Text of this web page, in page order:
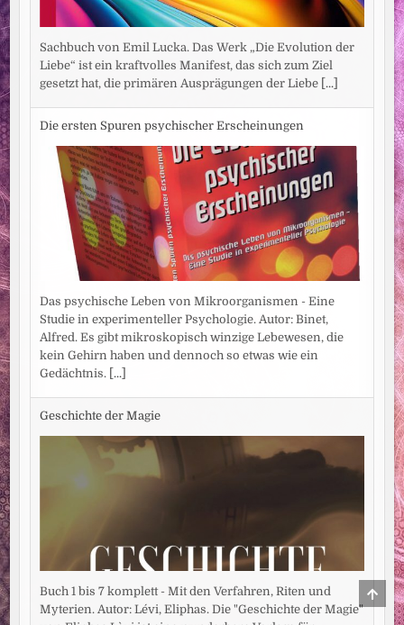
Sachbuch von Emil Lucka. Das Werk „Die Evolution der
Liebe“ ist ein kraftvolles Manifest, das sich zum Ziel
gesetzt hat, die primären Ausprägungen der Liebe [...]
Die ersten Spuren psychischer Erscheinungen
Das psychische Leben von Mikroorganismen - Eine
Studie in experimenteller Psychologie. Autor: Binet,
Alfred. Es gibt mikroskopisch winzige Lebewesen, die
kein Gehirn haben und dennoch so etwas wie ein
Gedächtnis.
[...]
Geschichte der Magie
Buch 1 bis 7 komplett - Mit den Verfahren, Riten und
Myterien. Autor: Lévi, Eliphas. Die "Geschichte der Magie"
TO
TOP